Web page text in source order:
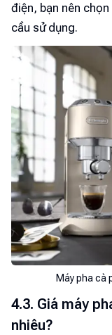
điện, bạn nên
cầu sử dụng.
Máy pha cà
4.3. Giá máy
nhiêu?